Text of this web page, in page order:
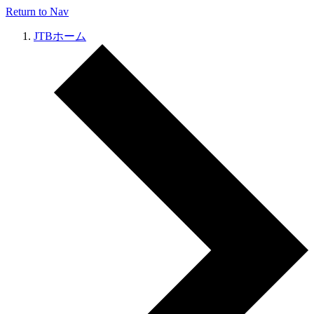
Return to Nav
JTBホーム